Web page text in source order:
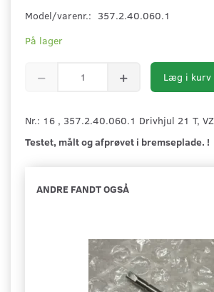
Model/varenr.: 357.2.40.060.1
På lager
Læg i kurv
Nr.: 16 , 357.2.40.060.1 Drivhjul 21 T, VZ
Testet, målt og afprøvet i bremseplade. !
ANDRE FANDT OGSÅ